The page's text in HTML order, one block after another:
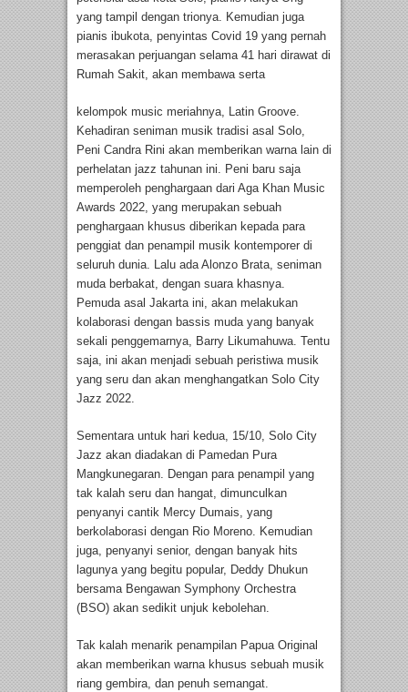
yang tampil dengan trionya. Kemudian juga
pianis ibukota, penyintas Covid 19 yang pernah
merasakan perjuangan selama 41 hari dirawat di
Rumah Sakit, akan membawa serta
kelompok music meriahnya, Latin Groove.
Kehadiran seniman musik tradisi asal Solo,
Peni Candra Rini akan memberikan warna lain di
perhelatan jazz tahunan ini. Peni baru saja
memperoleh penghargaan dari Aga Khan Music
Awards 2022, yang merupakan sebuah
penghargaan khusus diberikan kepada para
penggiat dan penampil musik kontemporer di
seluruh dunia. Lalu ada Alonzo Brata, seniman
muda berbakat, dengan suara khasnya.
Pemuda asal Jakarta ini, akan melakukan
kolaborasi dengan bassis muda yang banyak
sekali penggemarnya, Barry Likumahuwa. Tentu
saja, ini akan menjadi sebuah peristiwa musik
yang seru dan akan menghangatkan Solo City
Jazz 2022.
Sementara untuk hari kedua, 15/10, Solo City
Jazz akan diadakan di Pamedan Pura
Mangkunegaran. Dengan para penampil yang
tak kalah seru dan hangat, dimunculkan
penyanyi cantik Mercy Dumais, yang
berkolaborasi dengan Rio Moreno. Kemudian
juga, penyanyi senior, dengan banyak hits
lagunya yang begitu popular, Deddy Dhukun
bersama Bengawan Symphony Orchestra
(BSO) akan sedikit unjuk kebolehan.
Tak kalah menarik penampilan Papua Original
akan memberikan warna khusus sebuah musik
riang gembira, dan penuh semangat.